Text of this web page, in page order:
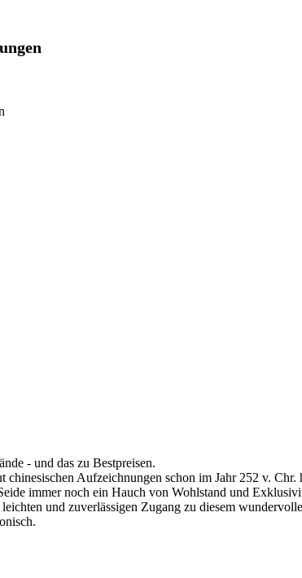
- und das zu Bestpreisen.
chinesischen Aufzeichnungen schon im Jahr 252 v. Chr.
immer noch ein Hauch von Wohlstand und
und zuverlässigen Zugang zu diesem